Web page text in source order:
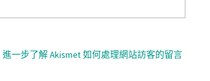
進一步了解 Akismet 如何處理網站訪客的留言